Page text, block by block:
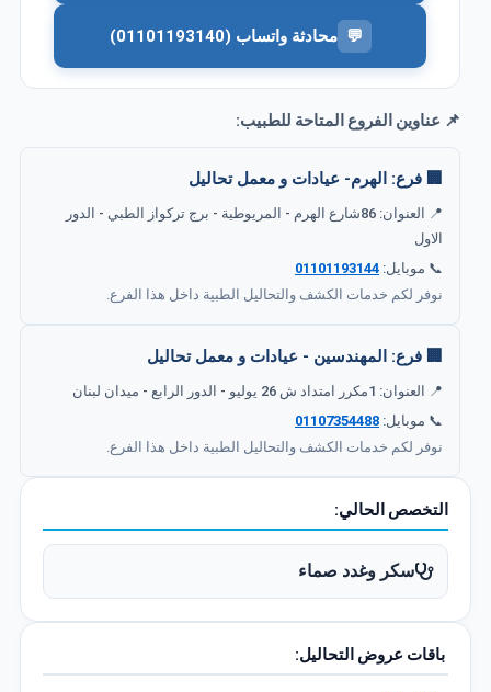
💬 محادثة واتساب (01101193140)
📌 عناوين الفروع المتاحة للطبيب:
🏢 فرع: الهرم- عيادات و معمل تحاليل
📍 العنوان: 86شارع الهرم - المريوطية - برج تركواز الطبي - الدور
الاول
📞 موبايل: 01101193144
نوفر لكم خدمات الكشف والتحاليل الطبية داخل هذا الفرع.
🏢 فرع: المهندسين - عيادات و معمل تحاليل
📍 العنوان: 1مكرر امتداد ش 26 يوليو - الدور الرابع - ميدان لبنان
📞 موبايل: 01107354488
نوفر لكم خدمات الكشف والتحاليل الطبية داخل هذا الفرع.
التخصص الحالي:
سكر وغدد صماء
باقات عروض التحاليل: